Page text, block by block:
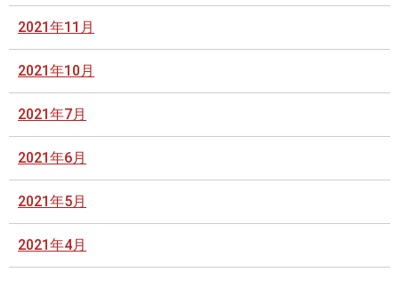
2021年11月
2021年10月
2021年7月
2021年6月
2021年5月
2021年4月